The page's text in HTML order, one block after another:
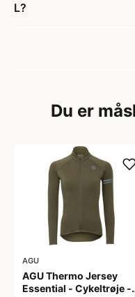
L?
Du er
AGU
AGU Thermo Jersey
Essential - Cykeltrøje -